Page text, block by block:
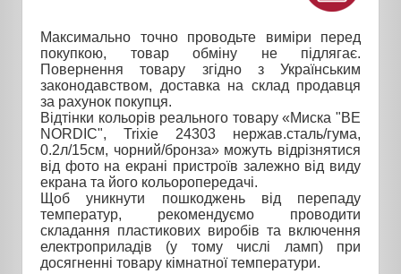
Максимально точно проводьте виміри перед
покупкою, товар обміну не підлягає.
Повернення товару згідно з Українським
законодавством, доставка на склад продавця
за рахунок покупця.
Відтінки кольорів реального товару «Миска "BE
NORDIC", Trixie 24303 нержав.сталь/гума,
0.2л/15см, чорний/бронза» можуть відрізнятися
від фото на екрані пристроїв залежно від виду
екрана та його кольоропередачі.
Щоб уникнути пошкоджень від перепаду
температур, рекомендуємо проводити
складання пластикових виробів та включення
електроприладів (у тому числі ламп) при
досягненні товару кімнатної температури.